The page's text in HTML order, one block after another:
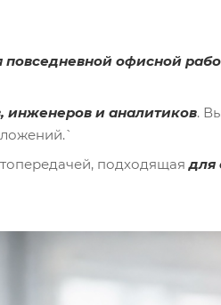
повседневной офисной
инженеров и аналитиков.
подходящаядля